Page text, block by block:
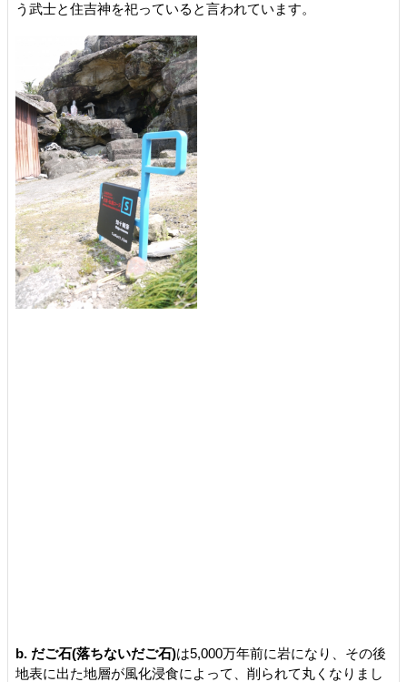
う武士と住吉神を祀っていると言われています。
b. だご石(落ちないだご石)は5,000万年前に岩になり、その後
地表に出た地層が風化浸食によって、削られて丸くなりまし